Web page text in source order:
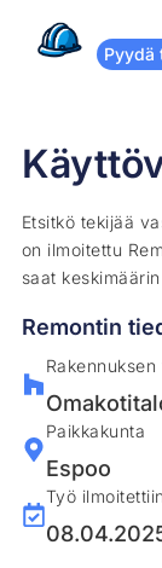
Pyydä
Etsitkö tekijää
on ilmoitettu
saat
Remontin
Paikkakunta
Espoo
Työ ilmoitettiin